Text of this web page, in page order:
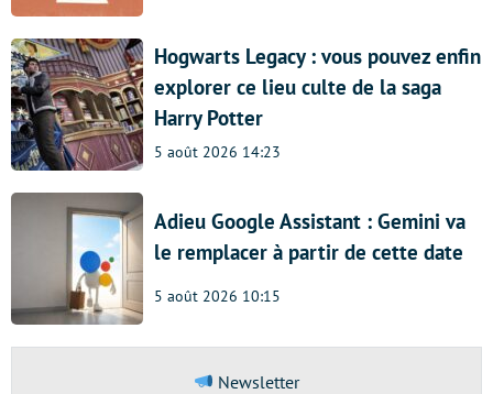
Hogwarts Legacy : vous pouvez enfin
explorer ce lieu culte de la saga
Harry Potter
5 août 2026 14:23
Adieu Google Assistant : Gemini va
le remplacer à partir de cette date
5 août 2026 10:15
Newsletter